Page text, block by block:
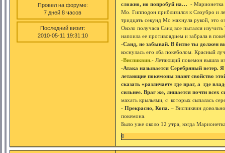
Провел на форуме:
7 дней 8 часов
Последний визит:
2010-05-11 19:31:10
сложно, но попробуй на… - Марионетка
Мо. Гипподон приблизился к Слоубро и
тридцать секунд Мо махнула рукой, это
Около получаса Санд все пытался
напоила ее противоядием и забрала в
-Санд, не забывай. В битве ты должен
коснулась его лба покеболом. Красный
-Виспиквин.- Летающий покемон вышла
-Атака называется Серебряный ветер.
летающие покемоны знают свойство
сказать «различает» где враг, а где
сильнее. Враг же, лишается почти всех
махать крыльями, с которых сыпалась
- Прекрасно, Копа. – Виспиквин
покемона.
Было уже около 12 утра, когда
0